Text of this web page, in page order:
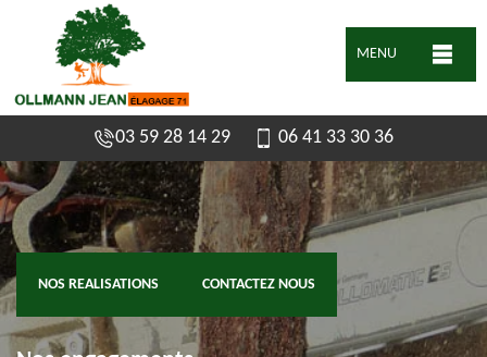
MENU
03 59 28 14 29 06 41 33 30 36
NOS REALISATIONS CONTACTEZ NOUS